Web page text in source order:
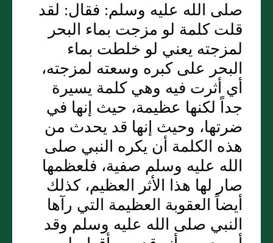
صلى الله عليه وسلم: فقال: لقد
قلت كلمة لو مزجت بماء البحر
لمزجته يعني لو خلطت بماء
البحر على كبره وسعته لمزجته،
أي أثرت فيه وهي كلمة يسيرة
جداً لكنها عظيمة، حيث إنها في
ضرتها، وحيث إنها قد يحدث من
هذه الكلمة أن يكره النبي صلى
الله عليه وسلم صفية، فلعظمها
صار لها هذا الأثر العظيم، كذلك
أيضاً العقوبة العظيمة التي رآها
النبي صلى الله عليه وسلم وقد